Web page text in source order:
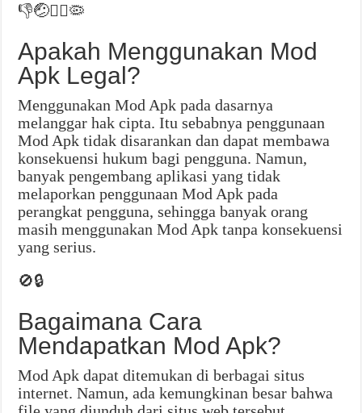
👎🤕👮‍♂️🦠
Apakah Menggunakan Mod
Apk Legal?
Menggunakan Mod Apk pada dasarnya
melanggar hak cipta. Itu sebabnya penggunaan
Mod Apk tidak disarankan dan dapat membawa
konsekuensi hukum bagi pengguna. Namun,
banyak pengembang aplikasi yang tidak
melaporkan penggunaan Mod Apk pada
perangkat pengguna, sehingga banyak orang
masih menggunakan Mod Apk tanpa konsekuensi
yang serius.
🚫🔒
Bagaimana Cara
Mendapatkan Mod Apk?
Mod Apk dapat ditemukan di berbagai situs
internet. Namun, ada kemungkinan besar bahwa